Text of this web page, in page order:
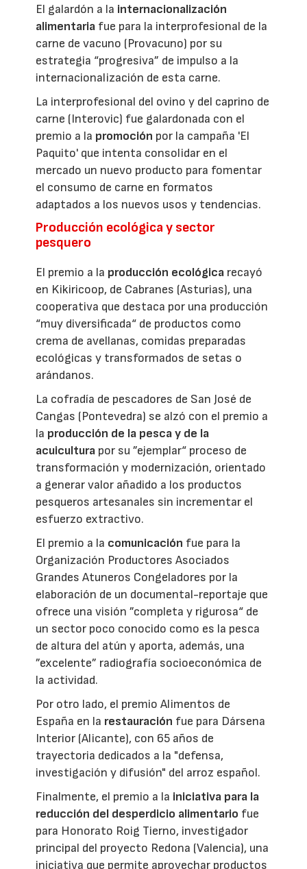
El galardón a la internacionalización
alimentaria fue para la interprofesional de la
carne de vacuno (Provacuno) por su
estrategia “progresiva” de impulso a la
internacionalización de esta carne.
La interprofesional del ovino y del caprino de
carne (Interovic) fue galardonada con el
premio a la promoción por la campaña 'El
Paquito' que intenta consolidar en el
mercado un nuevo producto para fomentar
el consumo de carne en formatos
adaptados a los nuevos usos y tendencias.
Producción ecológica y sector
pesquero
El premio a la producción ecológica recayó
en Kikiricoop, de Cabranes (Asturias), una
cooperativa que destaca por una producción
“muy diversificada“ de productos como
crema de avellanas, comidas preparadas
ecológicas y transformados de setas o
arándanos.
La cofradía de pescadores de San José de
Cangas (Pontevedra) se alzó con el premio a
la producción de la pesca y de la
acuicultura por su ”ejemplar“ proceso de
transformación y modernización, orientado
a generar valor añadido a los productos
pesqueros artesanales sin incrementar el
esfuerzo extractivo.
El premio a la comunicación fue para la
Organización Productores Asociados
Grandes Atuneros Congeladores por la
elaboración de un documental-reportaje que
ofrece una visión ”completa y rigurosa“ de
un sector poco conocido como es la pesca
de altura del atún y aporta, además, una
”excelente” radiografía socioeconómica de
la actividad.
Por otro lado, el premio Alimentos de
España en la restauración fue para Dársena
Interior (Alicante), con 65 años de
trayectoria dedicados a la "defensa,
investigación y difusión" del arroz español.
Finalmente, el premio a la iniciativa para la
reducción del desperdicio alimentario fue
para Honorato Roig Tierno, investigador
principal del proyecto Redona (Valencia), una
iniciativa que permite aprovechar productos